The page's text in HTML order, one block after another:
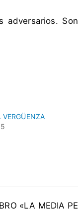
adversarios. Son
VERGÜENZA
«LA MEDIA PE